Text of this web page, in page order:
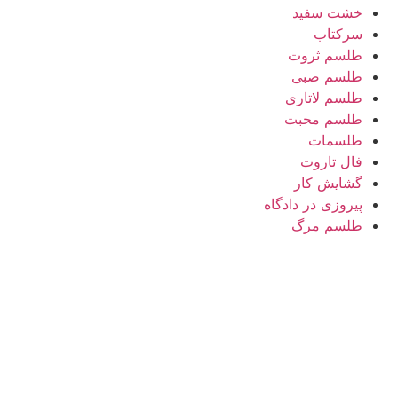
خشت سفید
سرکتاب
طلسم ثروت
طلسم صبی
طلسم لاتاری
طلسم محبت
طلسمات
فال تاروت
گشایش کار
پیروزی در دادگاه
طلسم مرگ